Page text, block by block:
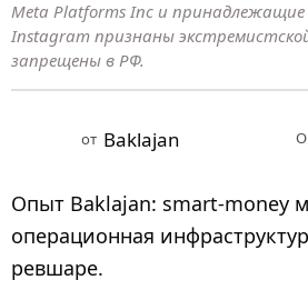
ц
е
в
а
д
6
Meta Platforms Inc и принадлежащие
Instagram признаны
запрещены в РФ.
от Baklajan
Опыт Baklajan: smart-money
операционная
ревшаре.